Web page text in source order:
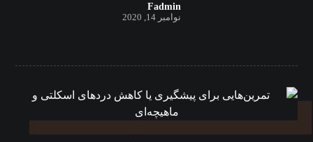
Fadmin
نوامبر 14, 2020